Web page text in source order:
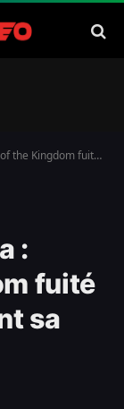
deux semaines avant sa sortie
:
fuité
sa